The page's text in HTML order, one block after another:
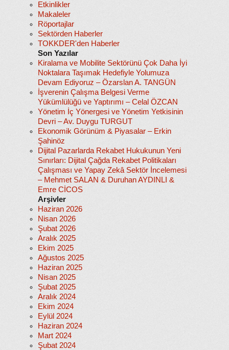
Etkinlikler
Makaleler
Röportajlar
Sektörden Haberler
TOKKDER'den Haberler
Son Yazılar
Kiralama ve Mobilite Sektörünü Çok Daha İyi
Noktalara Taşımak Hedefiyle Yolumuza
Devam Ediyoruz – Özarslan A. TANGÜN
İşverenin Çalışma Belgesi Verme
Yükümlülüğü ve Yaptırımı – Celal ÖZCAN
Yönetim İç Yönergesi ve Yönetim Yetkisinin
Devri – Av. Duygu TURGUT
Ekonomik Görünüm & Piyasalar – Erkin
Şahinöz
Dijital Pazarlarda Rekabet Hukukunun Yeni
Sınırları: Dijital Çağda Rekabet Politikaları
Çalışması ve Yapay Zekâ Sektör İncelemesi
– Mehmet SALAN & Duruhan AYDINLI &
Emre CİCOS
Arşivler
Haziran 2026
Nisan 2026
Şubat 2026
Aralık 2025
Ekim 2025
Ağustos 2025
Haziran 2025
Nisan 2025
Şubat 2025
Aralık 2024
Ekim 2024
Eylül 2024
Haziran 2024
Mart 2024
Şubat 2024